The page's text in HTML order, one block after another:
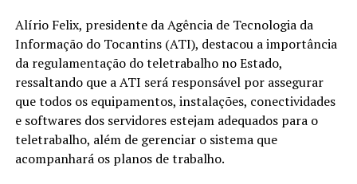
Alírio Felix, presidente da Agência de Tecnologia da
Informação do Tocantins (ATI), destacou a importância
da regulamentação do teletrabalho no Estado,
ressaltando que a ATI será responsável por assegurar
que todos os equipamentos, instalações, conectividades
e softwares dos servidores estejam adequados para o
teletrabalho, além de gerenciar o sistema que
acompanhará os planos de trabalho.